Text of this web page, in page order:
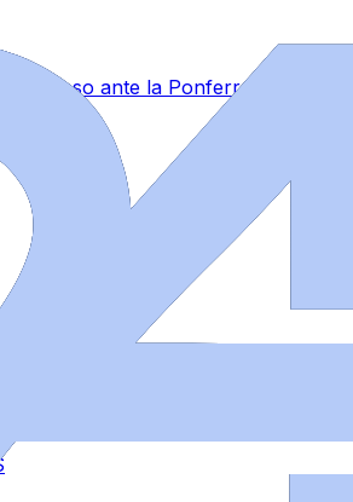
ante la Ponferradina
CF UDS en el estadio